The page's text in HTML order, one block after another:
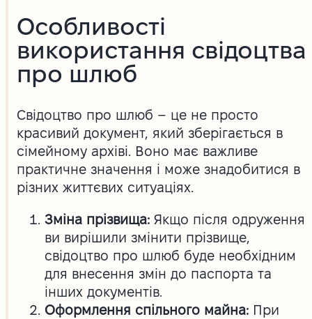
Особливості
використання свідоцтва
про шлюб
Свідоцтво про шлюб – це не просто
красивий документ, який зберігається в
сімейному архіві. Воно має важливе
практичне значення і може знадобитися в
різних життєвих ситуаціях.
Зміна прізвища:Якщо після одруження
ви вирішили змінити прізвище,
свідоцтво про шлюб буде необхідним
для внесення змін до паспорта та
інших документів.
Оформлення спільного майна:При